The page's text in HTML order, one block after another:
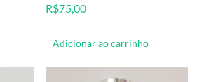
R$75,00
Adicionar ao carrinho